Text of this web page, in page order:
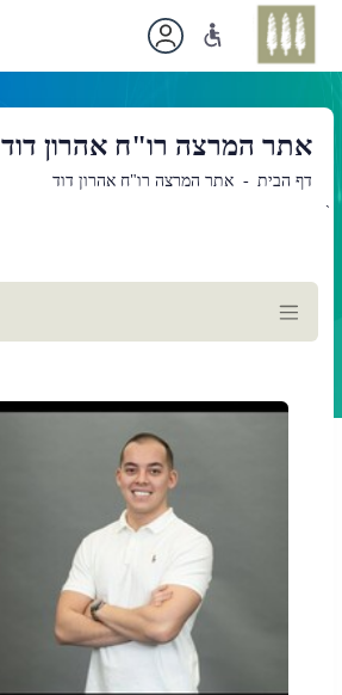
אתר המרצה רו"ח אהרון דוד
דף הבית אתר המרצה רו"ח אהרון דוד
`
תוכן
ראשי